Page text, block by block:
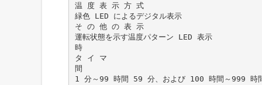
温 度 表 示 方 式
緑色 LED によるデジタル表示
そ の 他 の 表 示
運転状態を示す温度パターン LED 表示
時
タ イ マ
間
1 分～99 時間 59 分、および 100 時間～999 時